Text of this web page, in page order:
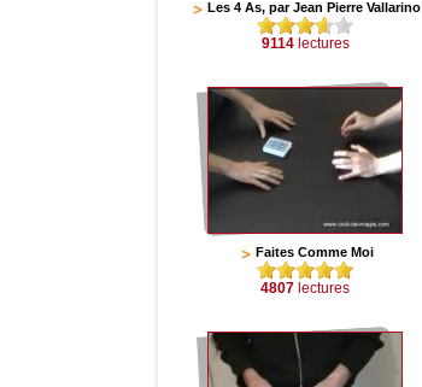
Les 4 As, par Jean Pierre Vallarino
9114lectures
Faites Comme Moi
4807 lectures